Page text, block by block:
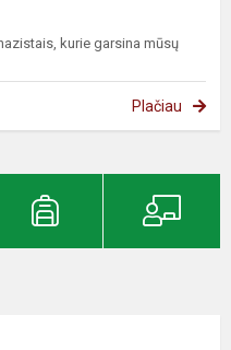
kurie garsina mūsų
Plačiau